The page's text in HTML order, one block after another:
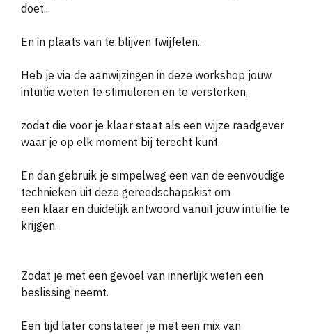
doet...
En in plaats van te blijven twijfelen...
Heb je via de aanwijzingen in deze workshop jouw
intuïtie weten te stimuleren en te versterken,
zodat die voor je klaar staat als een wijze raadgever
waar je op elk moment bij terecht kunt.
En dan gebruik je simpelweg een van de eenvoudige
technieken uit deze gereedschapskist om
een klaar en duidelijk antwoord vanuit jouw intuïtie te
krijgen.
Zodat je met een gevoel van innerlijk weten een
beslissing neemt.
Een tijd later constateer je met een mix van